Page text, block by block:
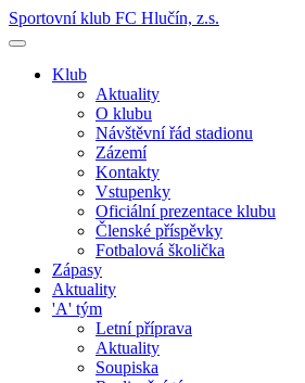
Sportovní klub FC Hlučín, z.s.
Klub
Aktuality
O klubu
Návštěvní řád stadionu
Zázemí
Kontakty
Vstupenky
Oficiální prezentace klubu
Členské příspěvky
Fotbalová školička
Zápasy
Aktuality
'A' tým
Letní příprava
Aktuality
Soupiska